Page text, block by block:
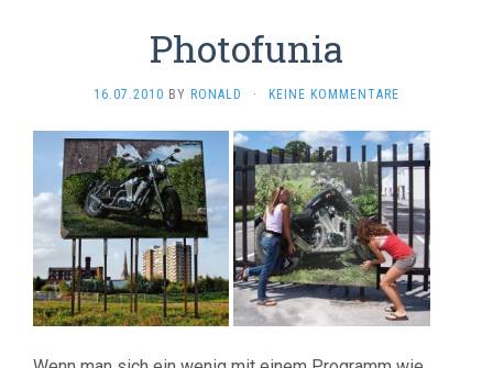
Photofunia
16.07.2010 BY RONALD · KEINE KOMMENTARE